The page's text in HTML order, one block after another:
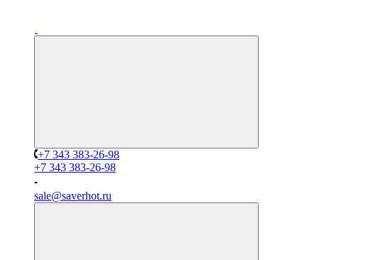
+7 343 383-26-98
+7 343 383-26-98
sale@saverhot.ru